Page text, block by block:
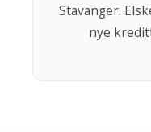
Stavanger.
nye